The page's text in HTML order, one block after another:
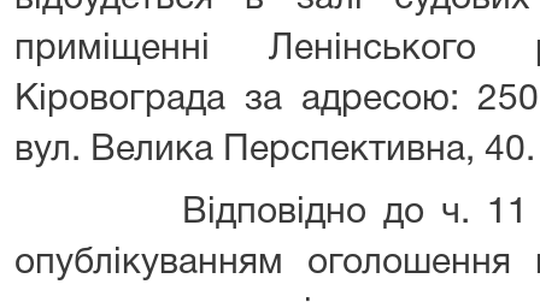
приміщенні
Кіровограда за адресою:
вул. Велика Перспективна, 40.
Відповідно до ч. 11
опублікуванням оголошення